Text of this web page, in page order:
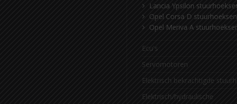
Lancia Ypsilon
Opel Corsa D
Opel Meriva A
Ecu's
Servomotoren
Elektrisch bekrachtigde
Elektrisch/hydraulische